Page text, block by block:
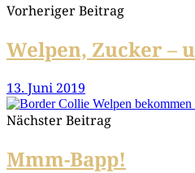
Vorheriger Beitrag
Welpen, Zucker –
13. Juni 2019
Nächster Beitrag
Mmm-Bapp!